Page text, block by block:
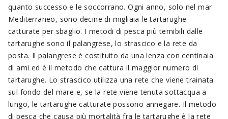
quanto successo e le soccorrano. Ogni anno, solo nel mar
Mediterraneo, sono decine di migliaia le tartarughe
catturate per sbaglio. I metodi di pesca più temibili dalle
tartarughe sono il palangrese, lo strascico e la rete da
posta. Il palangrese è costituito da una lenza con centinaia
di ami ed è il metodo che cattura il maggior numero di
tartarughe. Lo strascico utilizza una rete che viene trainata
sul fondo del mare e, se la rete viene tenuta sottacqua a
lungo, le tartarughe catturate possono annegare. Il metodo
di pesca che causa più mortalità fra le tartarughe è la rete